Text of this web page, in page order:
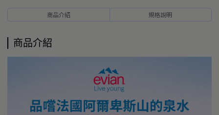
商品介紹 規格說明
商品介紹